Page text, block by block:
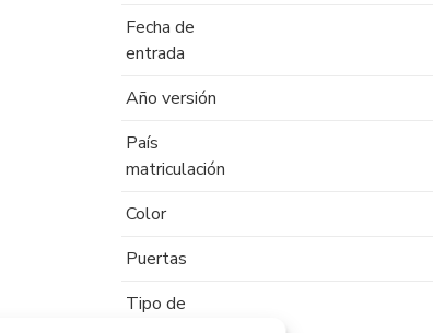
Fecha de
entrada
Año versión
País
matriculación
Color
Puertas
Tipo de